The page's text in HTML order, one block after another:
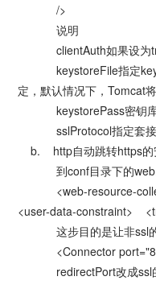
/>
说明
clientAuth如果设为
keystoreFile指定
定，默认情况下，Tomcat
keystorePass密钥
sslProtocol指定套
b. http自动跳转https的
到conf目录下的
<web-resource-
<user-data-constraint>
这步目的是让非ssl的
<Connector
redirectPort改成ssl的